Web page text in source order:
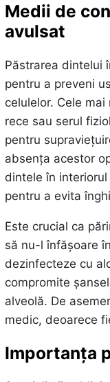
Medii de
avulsat
Păstrarea dintelui
pentru a preveni
celulelor. Cele
rece sau serul
pentru
absența acestor
dintele în
pentru a evita
Este crucial ca
să nu-l înfășoare
dezinfecteze cu
compromite
alveolă. De
medic, deoarece
Importanța